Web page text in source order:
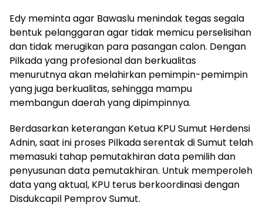
Edy meminta agar Bawaslu menindak tegas segala
bentuk pelanggaran agar tidak memicu perselisihan
dan tidak merugikan para pasangan calon. Dengan
Pilkada yang profesional dan berkualitas
menurutnya akan melahirkan pemimpin-pemimpin
yang juga berkualitas, sehingga mampu
membangun daerah yang dipimpinnya.
Berdasarkan keterangan Ketua KPU Sumut Herdensi
Adnin, saat ini proses Pilkada serentak di Sumut telah
memasuki tahap pemutakhiran data pemilih dan
penyusunan data pemutakhiran. Untuk memperoleh
data yang aktual, KPU terus berkoordinasi dengan
Disdukcapil Pemprov Sumut.